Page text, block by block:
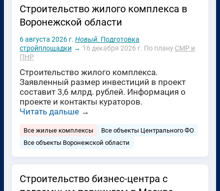
Строительство жилого комплекса в
Воронежской области
6 августа 2026 г. Новый. Подготовка
стройплощадки → 16 декабря 2026 г. По плану СМР и
ПНР
Строительство жилого комплекса.
Заявленный размер инвестиций в проект
составит 3,6 млрд. рублей. Информация о
проекте и контакты кураторов.
Читать дальше →
Все жилые комплексы
Все объекты Центрального ФО
Все объекты Воронежской области
Строительство бизнес-центра с